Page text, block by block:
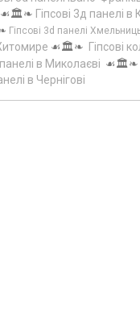
☙🏛️❧ Гіпсові 3д панелі в
Гіпсові 3d панелі
☙🏛️❧ Гіпсові
панелі в Миколаєві ☙🏛️❧
в Чернігові